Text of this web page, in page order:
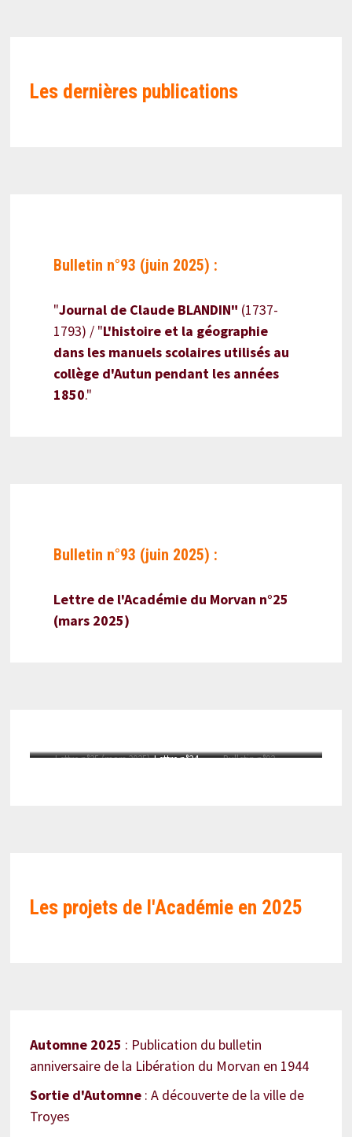
Les dernières publications
Bulletin n°93 (juin 2025) :
"Journal de Claude BLANDIN" (1737-
1793) / "L'histoire et la géographie
dans les manuels scolaires utilisés au
collège d'Autun pendant les années
1850."
Bulletin n°93 (juin 2025) :
Lettre de l'Académie du Morvan n°25
(mars 2025)
Lettre n°25 (mars 2025) Bulletin n°92
Lettre n°24
Les projets de l'Académie en 2025
Automne 2025 : Publication du bulletin
anniversaire de la Libération du Morvan en 1944
Sortie d'Automne : A découverte de la ville de
Troyes